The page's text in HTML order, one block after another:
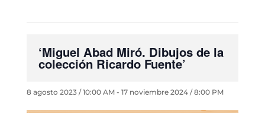
‘Miguel Abad Miró. Dibujos de la
colección Ricardo Fuente’
8 agosto 2023 / 10:00 AM- 17 noviembre 2024 / 8:00 PM